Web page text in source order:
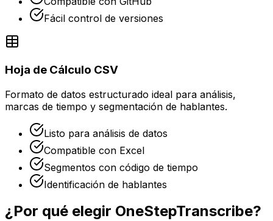
Fácil control de versiones
Hoja de Cálculo CSV
Formato de datos estructurado ideal para análisis,
marcas de tiempo y segmentación de hablantes.
Listo para análisis de datos
Compatible con Excel
Segmentos con código de tiempo
Identificación de hablantes
¿Por qué elegir OneStepTranscribe?